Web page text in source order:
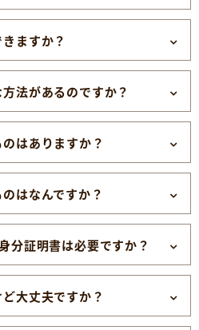
ますか？
法があるのですか？
はありますか？
はなんですか？
分証明書は必要ですか？
大丈夫ですか？